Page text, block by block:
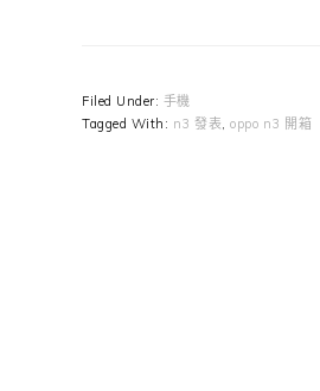
Filed Under: 手機
Tagged With: n3 發表, oppo n3 開箱